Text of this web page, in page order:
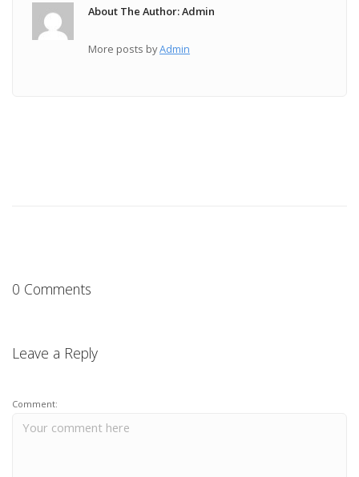
About The Author: Admin
More posts byAdmin
0 Comments
Leave a Reply
Comment: